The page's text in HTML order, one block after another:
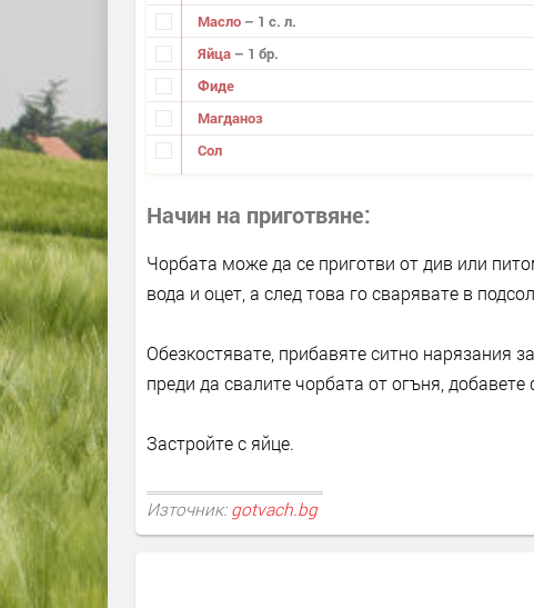
Масло – 1 с. л.
Яйца – 1 бр.
Фиде
Магданоз
Сол
Начин на приготвяне
Чорбата може да се приготви от див или
вода и оцет, а след това го сварявате в
Обезкостявате, прибавяте ситно нарязания
преди да свалите чорбата от огъня,
Застройте с яйце.
Източник: gotvach.bg